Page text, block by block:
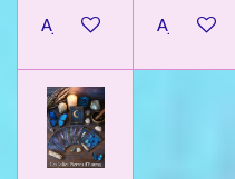
Ajouter au panierAjouter